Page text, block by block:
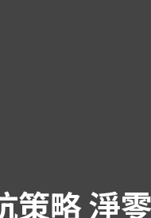
策略 淨